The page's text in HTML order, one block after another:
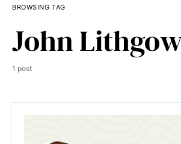
BROWSING TAG
John
1 post